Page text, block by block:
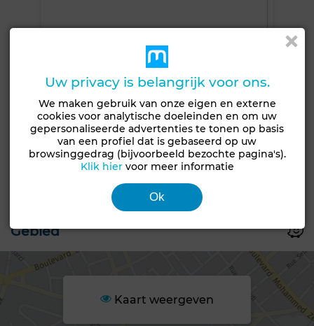
+4 FOTO'S
Gebied
Kaart weergeven
Uw privacy is belangrijk voor ons.
We maken gebruik van onze eigen en externe
cookies voor analytische doeleinden en om uw
gepersonaliseerde advertenties te tonen op basis
van een profiel dat is gebaseerd op uw
browsinggedrag (bijvoorbeeld bezochte pagina's).
Klik hiervoor meer informatie
Ok